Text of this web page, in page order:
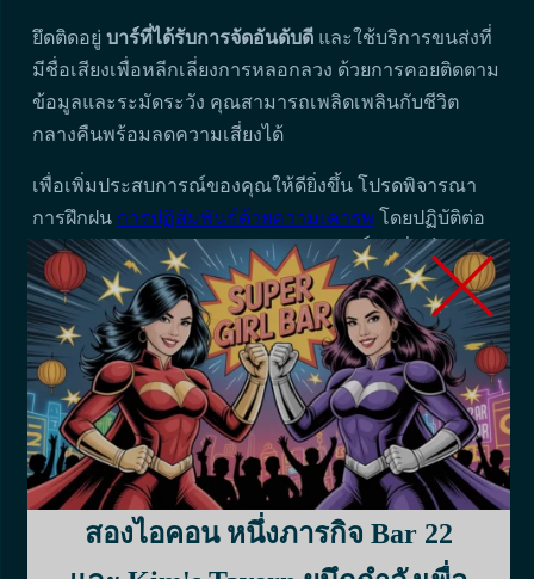
ยึดติดอยู่บาร์ที่ได้รับการจัดอันดับดี และใช้บริการขนส่งที่
มีชื่อเสียงเพื่อหลีกเลี่ยงการหลอกลวง ด้วยการคอยติดตาม
ข้อมูลและระมัดระวัง คุณสามารถเพลิดเพลินกับชีวิต
กลางคืนพร้อมลดความเสี่ยงได้
เพื่อเพิ่มประสบการณ์ของคุณให้ดียิ่งขึ้น โปรดพิจารณา
การฝึกฝน การปฏิสัมพันธ์ด้วยความเคารพ โดยปฏิบัติต่อ
พนักงานทุกคนด้วยความสุภาพและมีศักดิ์ศรี ซึ่งเป็นปัจจัย
สำคัญในการรักษาบรรยากาศเชิงบวกและสร้าง
ประสบการณ์อันน่าเคารพนับถือให้กับทุกคนที่มีส่วน
เกี่ยวข้อง
กิจกรรมพิเศษและโปรโมชั่น
สองไอคอน หนึ่งภารกิจ Bar 22